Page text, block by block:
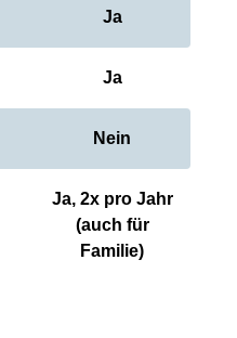
Ja
Ja
Nein
Ja, 2x pro Jahr
(auch für
Familie)